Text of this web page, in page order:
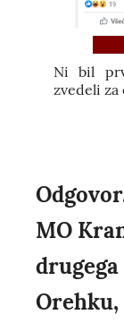
Ni bil
zvedeli za
MO